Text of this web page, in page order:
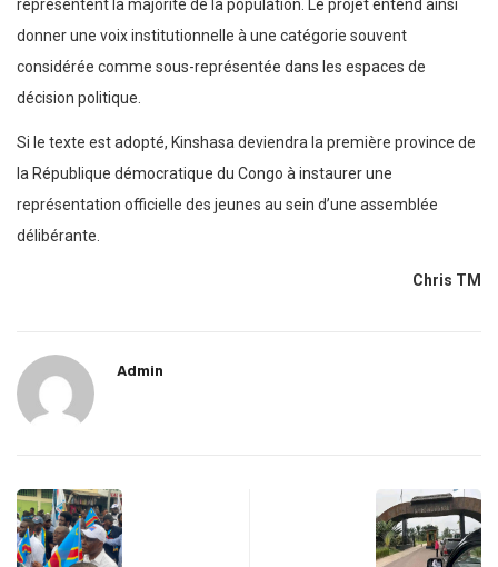
représentent la majorité de la population. Le projet entend ainsi
donner une voix institutionnelle à une catégorie souvent
considérée comme sous-représentée dans les espaces de
décision politique.
Si le texte est adopté, Kinshasa deviendra la première province de
la République démocratique du Congo à instaurer une
représentation officielle des jeunes au sein d’une assemblée
délibérante.
Chris TM
Admin